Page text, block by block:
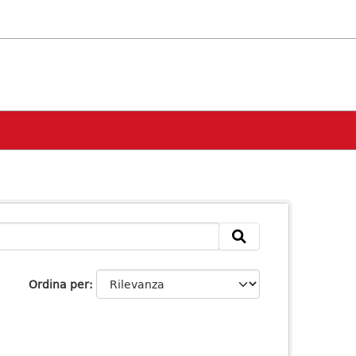
Ordina per